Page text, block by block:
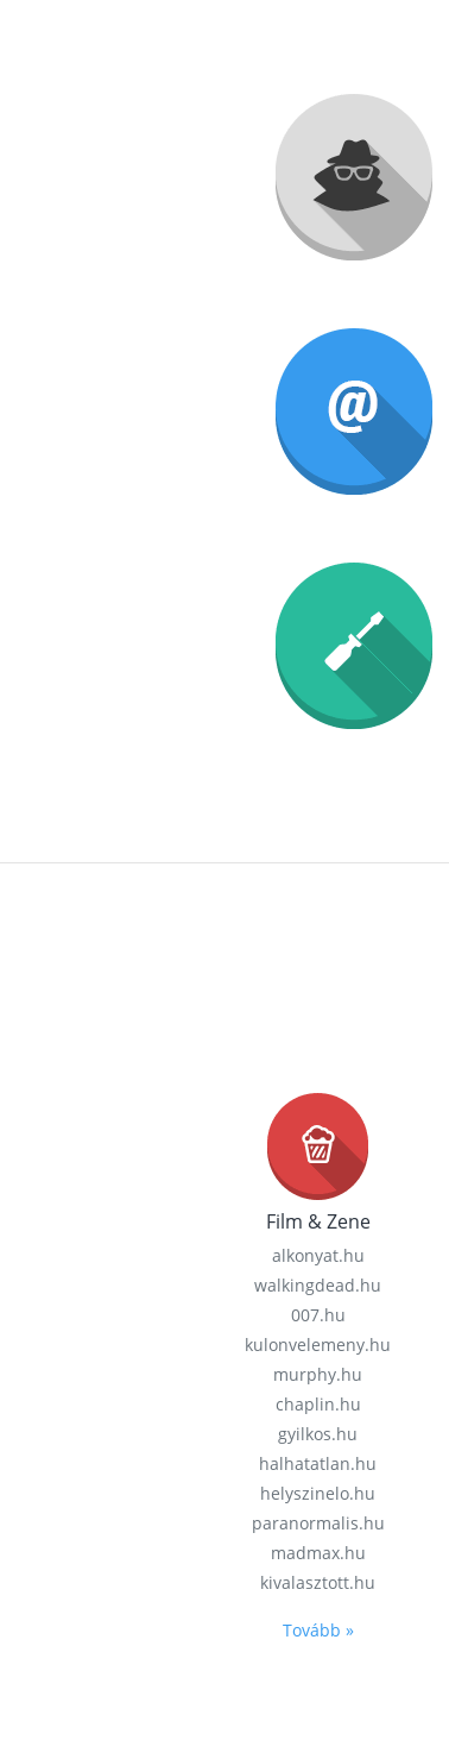
Film & Zene
alkonyat.hu
walkingdead.hu
007.hu
kulonvelemeny.hu
murphy.hu
chaplin.hu
gyilkos.hu
halhatatlan.hu
helyszinelo.hu
paranormalis.hu
madmax.hu
kivalasztott.hu
Tovább »